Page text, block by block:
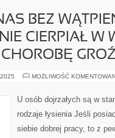
BEZ
CIERPIAŁ W
MOŻLIWOŚĆ
U osób dojrzałych są w
rodzaje łysienia Jeśli
siebie dobrej pracy, to z